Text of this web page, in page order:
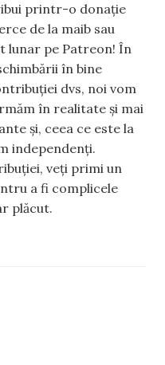
printr-o donație
de la maib sau
lunar pe Patreon! În
în bine
dvs, noi vom
în realitate și mai
și, ceea ce este la
independenți.
veți primi un
a fi complicele
plăcut.